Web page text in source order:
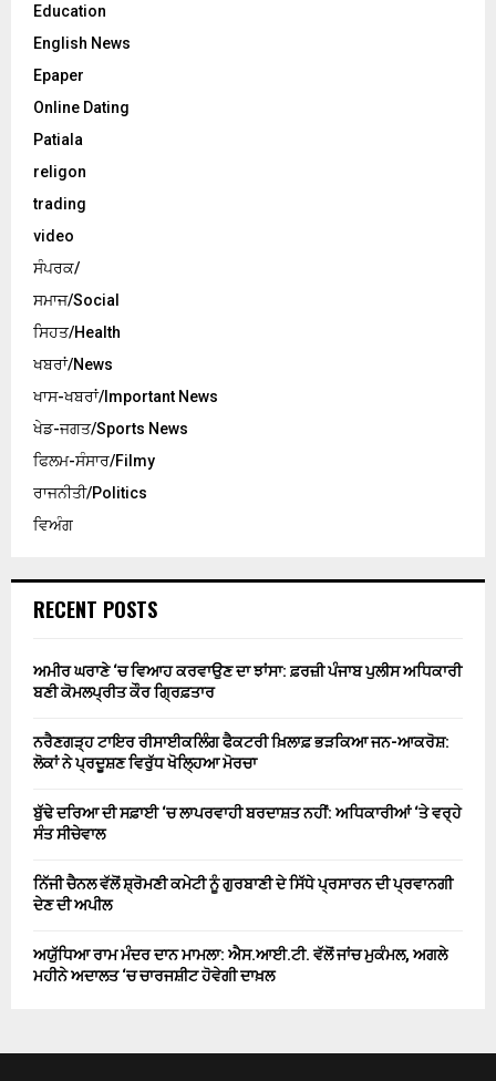
Education
English News
Epaper
Online Dating
Patiala
religon
trading
video
ਸੰਪਰਕ/
ਸਮਾਜ/Social
ਸਿਹਤ/Health
ਖਬਰਾਂ/News
ਖਾਸ-ਖਬਰਾਂ/Important News
ਖੇਡ-ਜਗਤ/Sports News
ਫਿਲਮ-ਸੰਸਾਰ/Filmy
ਰਾਜਨੀਤੀ/Politics
ਵਿਅੰਗ
RECENT POSTS
ਅਮੀਰ ਘਰਾਣੇ ‘ਚ ਵਿਆਹ ਕਰਵਾਉਣ ਦਾ ਝਾਂਸਾ: ਫ਼ਰਜ਼ੀ ਪੰਜਾਬ ਪੁਲੀਸ ਅਧਿਕਾਰੀ
ਬਣੀ ਕੋਮਲਪ੍ਰੀਤ ਕੌਰ ਗ੍ਰਿਫ਼ਤਾਰ
ਨਰੈਣਗੜ੍ਹ ਟਾਇਰ ਰੀਸਾਈਕਲਿੰਗ ਫੈਕਟਰੀ ਖ਼ਿਲਾਫ਼ ਭੜਕਿਆ ਜਨ-ਆਕਰੋਸ਼:
ਲੋਕਾਂ ਨੇ ਪ੍ਰਦੂਸ਼ਣ ਵਿਰੁੱਧ ਖੋਲ੍ਹਿਆ ਮੋਰਚਾ
ਬੁੱਢੇ ਦਰਿਆ ਦੀ ਸਫ਼ਾਈ ‘ਚ ਲਾਪਰਵਾਹੀ ਬਰਦਾਸ਼ਤ ਨਹੀਂ: ਅਧਿਕਾਰੀਆਂ ‘ਤੇ ਵਰ੍ਹੇ
ਸੰਤ ਸੀਚੇਵਾਲ
ਨਿੱਜੀ ਚੈਨਲ ਵੱਲੋਂ ਸ਼੍ਰੋਮਣੀ ਕਮੇਟੀ ਨੂੰ ਗੁਰਬਾਣੀ ਦੇ ਸਿੱਧੇ ਪ੍ਰਸਾਰਨ ਦੀ ਪ੍ਰਵਾਨਗੀ
ਦੇਣ ਦੀ ਅਪੀਲ
ਅਯੁੱਧਿਆ ਰਾਮ ਮੰਦਰ ਦਾਨ ਮਾਮਲਾ: ਐਸ.ਆਈ.ਟੀ. ਵੱਲੋਂ ਜਾਂਚ ਮੁਕੰਮਲ, ਅਗਲੇ
ਮਹੀਨੇ ਅਦਾਲਤ ‘ਚ ਚਾਰਜਸ਼ੀਟ ਹੋਵੇਗੀ ਦਾਖ਼ਲ